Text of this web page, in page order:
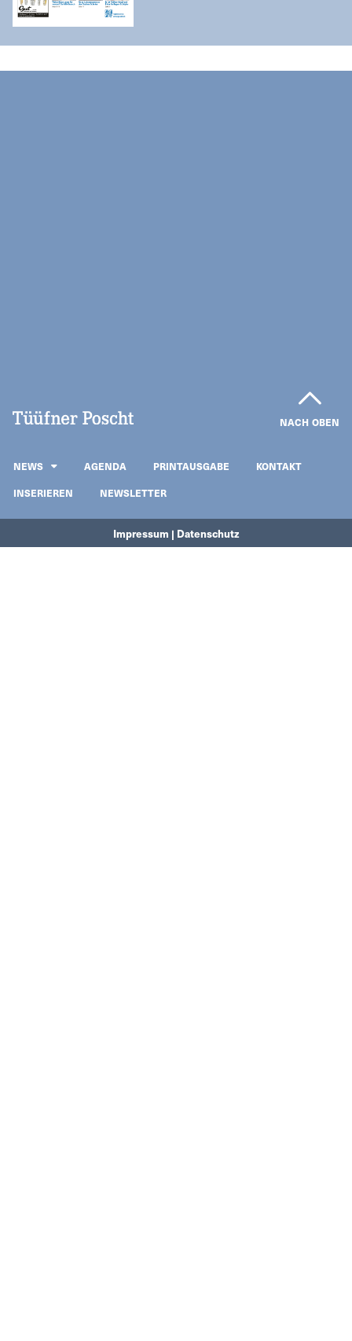
NACH OBEN
NEWS AGENDA PRINTAUSGABE
KONTAKT
INSERIEREN
NEWSLETTER
Impressum | Datenschutz